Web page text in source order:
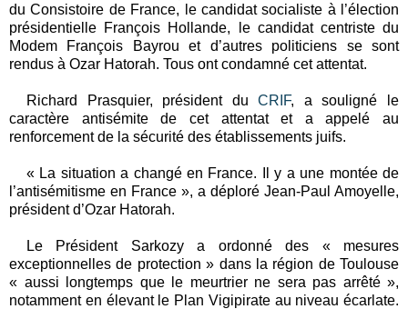
du Consistoire de France, le candidat socialiste à l’élection
présidentielle François Hollande, le candidat centriste du
Modem François Bayrou et d’autres politiciens se sont
rendus à Ozar Hatorah. Tous ont condamné cet attentat.
Richard Prasquier, président duCRIF, a souligné le
caractère antisémite de cet attentat et a appelé au
renforcement de la sécurité des établissements juifs.
« La situation a changé en France. Il y a une montée de
l’antisémitisme en France », a déploré Jean-Paul Amoyelle,
président d’Ozar Hatorah.
Le Président Sarkozy a ordonné des « mesures
exceptionnelles de protection » dans la région de Toulouse
« aussi longtemps que le meurtrier ne sera pas arrêté »,
notamment en élevant le Plan Vigipirate au niveau écarlate.